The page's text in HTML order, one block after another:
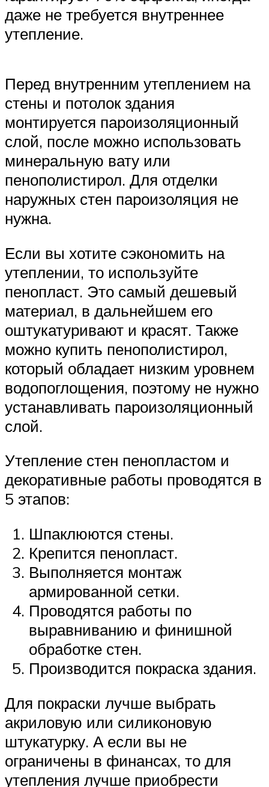
даже не требуется внутреннее
утепление.
Перед внутренним утеплением на
стены и потолок здания
монтируется пароизоляционный
слой, после можно использовать
минеральную вату или
пенополистирол. Для отделки
наружных стен пароизоляция не
нужна.
Если вы хотите сэкономить на
утеплении, то используйте
пенопласт. Это самый дешевый
материал, в дальнейшем его
оштукатуривают и красят. Также
можно купить пенополистирол,
который обладает низким уровнем
водопоглощения, поэтому не нужно
устанавливать пароизоляционный
слой.
Утепление стен пенопластом и
декоративные работы проводятся в
5 этапов:
Шпаклюются стены.
Крепится пенопласт.
Выполняется монтаж
армированной сетки.
Проводятся работы по
выравниванию и финишной
обработке стен.
Производится покраска здания.
Для покраски лучше выбрать
акриловую или силиконовую
штукатурку. А если вы не
ограничены в финансах, то для
утепления лучше приобрести